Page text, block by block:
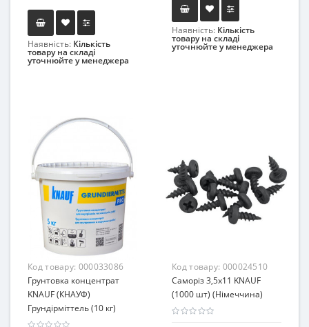
Наявність: Кількість
товару на складі
уточнюйте у менеджера
Наявність: Кількість
товару на складі
уточнюйте у менеджера
Код товару: 000033086
Грунтовка концентрат
KNAUF (КНАУФ)
Грундірміттель (10 кг)
Код товару: 000024510
Саморіз 3,5х11 KNAUF
(1000 шт) (Німеччина)